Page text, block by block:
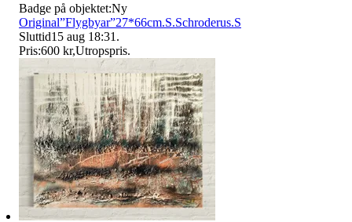
Badge på objektet:Ny
Original”Flygbyar”27*66cm.S.Schroderus.S
Sluttid15 aug 18:31 .
Pris:600 kr,Utropspris.